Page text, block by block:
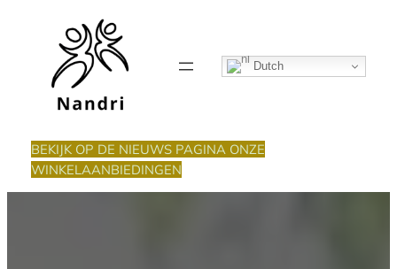
Dutch
BEKIJK OP DE NIEUWS PAGINA ONZE
WINKELAANBIEDINGEN